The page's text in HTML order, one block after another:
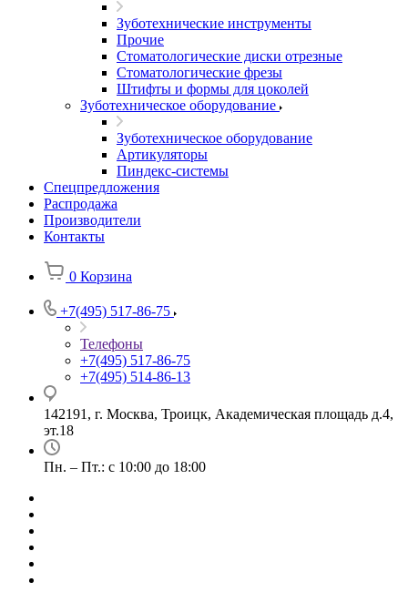
Зуботехнические инструменты
Прочие
Стоматологические диски отрезные
Стоматологические фрезы
Штифты и формы для цоколей
Зуботехническое оборудование
Зуботехническое оборудование
Артикуляторы
Пиндекс-системы
Спецпредложения
Распродажа
Производители
Контакты
0 Корзина
+7(495) 517-86-75
Телефоны
+7(495) 517-86-75
+7(495) 514-86-13
142191, г. Москва, Троицк, Академическая площадь д.4,
эт.18
Пн. – Пт.: с 10:00 до 18:00